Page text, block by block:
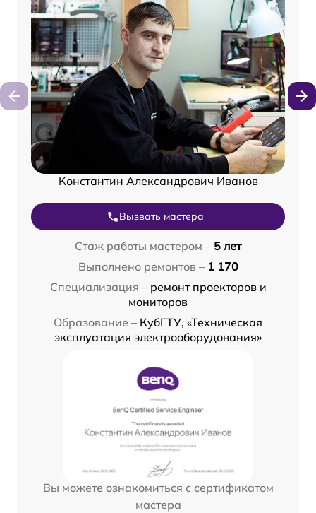
Константин Александрович Иванов
Вызвать мастера
Стаж работы мастером – 5 лет
Выполнено ремонтов – 1 170
Специализация – ремонт проекторов и
мониторов
Образование – КубГТУ, «Техническая
эксплуатация электрооборудования»
Вы можете ознакомиться с сертификатом
мастера